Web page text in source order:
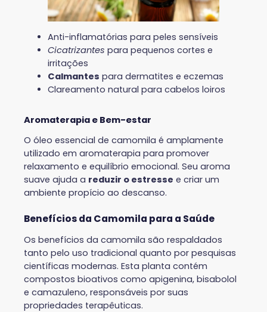
Anti-inflamatórias para peles sensíveis
Cicatrizantes para pequenos cortes e
irritações
Calmantes para dermatites e eczemas
Clareamento natural para cabelos loiros
Aromaterapia e Bem-estar
O óleo essencial de camomila é amplamente
utilizado em aromaterapia para promover
relaxamento e equilíbrio emocional. Seu aroma
suave ajuda a reduzir o estresse e criar um
ambiente propício ao descanso.
Benefícios da Camomila para a Saúde
Os benefícios da camomila são respaldados
tanto pelo uso tradicional quanto por pesquisas
científicas modernas. Esta planta contém
compostos bioativos como apigenina, bisabolol
e camazuleno, responsáveis por suas
propriedades terapêuticas.